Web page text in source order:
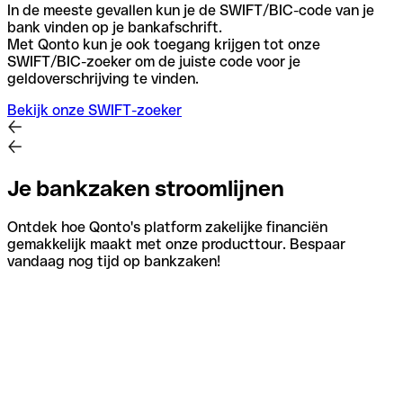
In de meeste gevallen kun je de SWIFT/BIC-code van je
bank vinden op je bankafschrift.
Met Qonto kun je ook toegang krijgen tot onze
SWIFT/BIC-zoeker om de juiste code voor je
geldoverschrijving te vinden.
Bekijk onze SWIFT-zoeker
Je bankzaken stroomlijnen
Ontdek hoe Qonto's platform zakelijke financiën
gemakkelijk maakt met onze producttour. Bespaar
vandaag nog tijd op bankzaken!